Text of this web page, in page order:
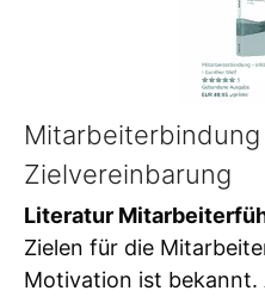
Zielvereinbarung
Literatur
Zielen für die
Motivation ist bekannt.